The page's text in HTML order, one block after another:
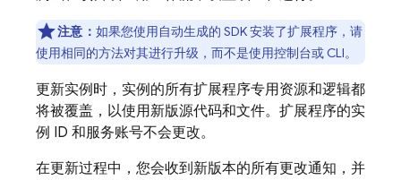
注意： 如果您使用自动生成的 SDK 安装了扩展程序，请
使用相同的方法对其进行升级，而不是使用控制台或 CLI。
更新实例时，实例的所有扩展程序专用资源和逻辑都
将被覆盖，以使用新版源代码和文件。扩展程序的实
例 ID 和服务账号不会更改。
在更新过程中，您会收到新版本的所有更改通知，并